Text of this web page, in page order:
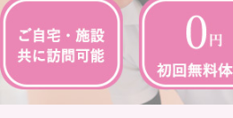
マッサージ・リハビリについて
デイサービスについて